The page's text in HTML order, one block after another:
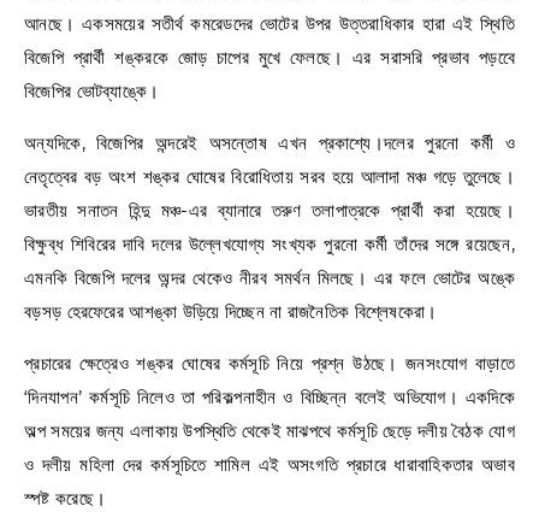
আনছে। একসময়ের সতীর্থ কমরেডদের ভোটের উপর উত্তরাধিকার হারা এই স্থিতি
বিজেপি প্রার্থী শঙ্করকে জোড় চাপের মুখে ফেলছে। এর সরাসরি প্রভাব পড়বেে
বিজেপির ভোটব্যাঙ্কে।
অন্যদিকে, বিজেপির অন্দরেই অসন্তোষ এখন প্রকাশ্যে।দলের পুরনো কর্মী ও
নেতৃত্বের বড় অংশ শঙ্কর ঘোষের বিরোধিতায় সরব হয়ে আলাদা মঞ্চ গড়ে তুলেছে।
ভারতীয় সনাতন হিন্দু মঞ্চ-এর ব্যানারে তরুণ তলাপাত্রকে প্রার্থী করা হয়েছে।
বিক্ষুব্ধ শিবিরের দাবি দলের উল্লেখযোগ্য সংখ্যক পুরনো কর্মী তাঁদের সঙ্গে রয়েছেন,
এমনকি বিজেপি দলের অন্দর থেকেও নীরব সমর্থন মিলছে। এর ফলে ভোটের অঙ্কে
বড়সড় হেরফেরের আশঙ্কা উড়িয়ে দিচ্ছেন না রাজনৈতিক বিশ্লেষকেরা।
প্রচারের ক্ষেত্রেও শঙ্কর ঘোষের কর্মসূচি নিয়ে প্রশ্ন উঠছে। জনসংযোগ বাড়াতে
‘দিনযাপন’ কর্মসূচি নিলেও তা পরিকল্পনাহীন ও বিচ্ছিন্ন বলেই অভিযোগ। একদিকে
অল্প সময়ের জন্য এলাকায় উপস্থিতি থেকেই মাঝপথে কর্মসূচি ছেড়ে দলীয় বৈঠক যোগ
ও দলীয় মহিলা দের কর্মসূচিতে শামিল এই অসংগতি প্রচারে ধারাবাহিকতার অভাব
স্পষ্ট করেছে।